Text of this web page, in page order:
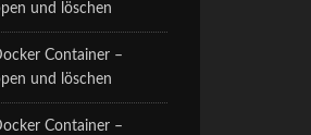
und löschen
Container –
und löschen
Container –